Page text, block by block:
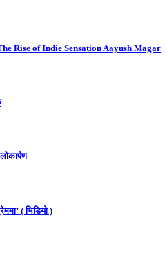
Rise of Indie Sensation Aayush Magar
( भिडियो )